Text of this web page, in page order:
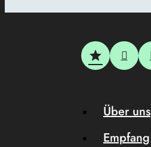
Über uns
Empfang